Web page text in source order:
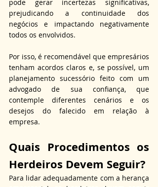
pode gerar incertezas significativas,
prejudicando a continuidade dos
negócios e impactando negativamente
todos os envolvidos.
Por isso, é recomendável que empresários
tenham acordos claros e, se possível, um
planejamento sucessório feito com um
advogado de sua confiança, que
contemple diferentes cenários e os
desejos do falecido em relação à
empresa.
Quais Procedimentos os
Herdeiros Devem Seguir?
Para lidar adequadamente com a herança